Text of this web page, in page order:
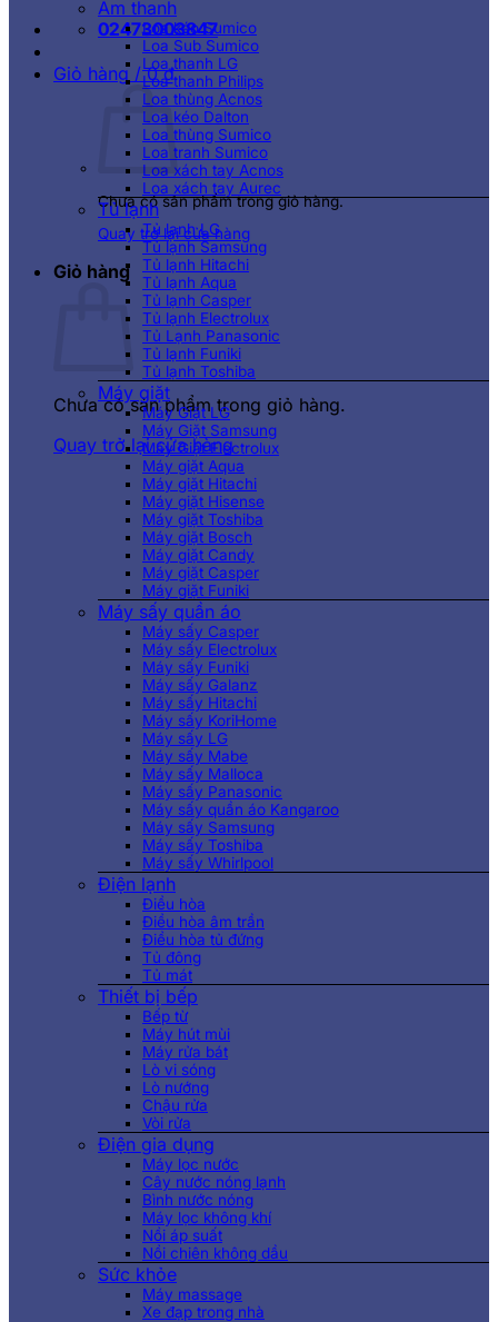
02473003847
Giỏ hàng /0₫
Chưa có sản phẩm trong giỏ hàng.
Quay trở lại cửa hàng
Giỏ hàng
Chưa có sản phẩm trong giỏ hàng.
Quay trở lại cửa hàng
Âm thanh
Loa kéo Sumico
Loa Sub Sumico
Loa thanh LG
Loa thanh Philips
Loa thùng Acnos
Loa kéo Dalton
Loa thùng Sumico
Loa tranh Sumico
Loa xách tay Acnos
Loa xách tay Aurec
Tủ lạnh
Tủ lạnh LG
Tủ lạnh Samsung
Tủ lạnh Hitachi
Tủ lạnh Aqua
Tủ lạnh Casper
Tủ lạnh Electrolux
Tủ Lạnh Panasonic
Tủ lạnh Funiki
Tủ lạnh Toshiba
Máy giặt
Máy Giặt LG
Máy Giặt Samsung
Máy Giặt Electrolux
Máy giặt Aqua
Máy giặt Hitachi
Máy giặt Hisense
Máy giặt Toshiba
Máy giặt Bosch
Máy giặt Candy
Máy giặt Casper
Máy giặt Funiki
Máy sấy quần áo
Máy sấy Casper
Máy sấy Electrolux
Máy sấy Funiki
Máy sấy Galanz
Máy sấy Hitachi
Máy sấy KoriHome
Máy sấy LG
Máy sấy Mabe
Máy sấy Malloca
Máy sấy Panasonic
Máy sấy quần áo Kangaroo
Máy sấy Samsung
Máy sấy Toshiba
Máy sấy Whirlpool
Điện lạnh
Điều hòa
Điều hòa âm trần
Điều hòa tủ đứng
Tủ đông
Tủ mát
Thiết bị bếp
Bếp từ
Máy hút mùi
Máy rửa bát
Lò vi sóng
Lò nướng
Chậu rửa
Vòi rửa
Điện gia dụng
Máy lọc nước
Cây nước nóng lạnh
Bình nước nóng
Máy lọc không khí
Nồi áp suất
Nồi chiên không dầu
Sức khỏe
Máy massage
Xe đạp trong nhà